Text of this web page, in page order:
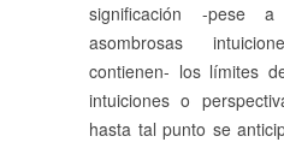
significación -pese
asombrosas
contienen- los límites
intuiciones o
hasta tal punto se